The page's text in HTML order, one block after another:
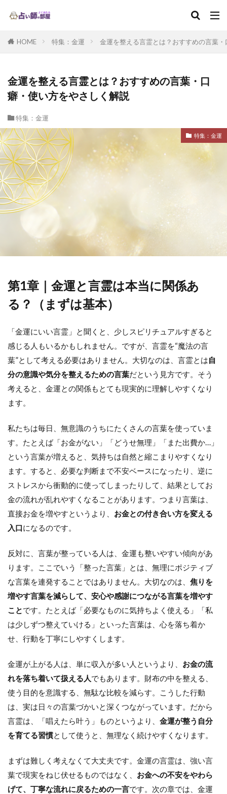
HOME 特集：金運 金運を整える言霊とは？おすすめの言葉
金運を整える言霊とは？おすすめの言葉・口
癖・使い方をやさしく解説
特集：金運
特集：金運
第1章｜金運と言霊は本当に関係あ
る？（まずは基本）
「金運にいい言霊」と聞くと、少しスピリチュアルすぎると
感じる人もいるかもしれません。ですが、言霊を“魔法の言
葉”として考える必要はありません。大切なのは、言霊とは自
分の意識や気分を整えるための言葉だという見方です。そう
考えると、金運との関係もとても現実的に理解しやすくなり
ます。
私たちは毎日、無意識のうちにたくさんの言葉を使っていま
す。たとえば「お金がない」「どうせ無理」「また出費か…」
という言葉が増えると、気持ちは自然と縮こまりやすくなり
ます。すると、必要な判断まで不安ベースになったり、逆に
ストレスから衝動的に使ってしまったりして、結果としてお
金の流れが乱れやすくなることがあります。つまり言葉は、
直接お金を増やすというより、 お金との付き合い方を変える
入口になるのです。
反対に、言葉が整っている人は、金運も整いやすい傾向があ
ります。ここでいう「整った言葉」とは、無理にポジティブ
な言葉を連発することではありません。大切なのは、 焦りを
増やす言葉を減らして、安心や感謝につながる言葉を増やす
ことです。たとえば「必要なものに気持ちよく使える」「私
は少しずつ整えていける」といった言葉は、心を落ち着か
せ、行動を丁寧にしやすくします。
金運が上がる人は、単に収入が多い人というより、 お金の流
れを落ち着いて扱える人でもあります。財布の中を整える、
使う目的を意識する、無駄な比較を減らす。こうした行動
は、実は日々の言葉づかいと深くつながっています。だから
言霊は、「唱えたら叶う」ものというより、 金運が整う自分
を育てる習慣として使うと、無理なく続けやすくなります。
まずは難しく考えなくて大丈夫です。金運の言霊は、強い言
葉で現実をねじ伏せるものではなく、 お金への不安をやわら
げて、丁寧な流れに戻るための一言です。次の章では、金運